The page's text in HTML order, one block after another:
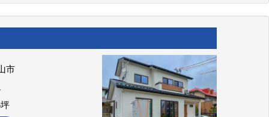
市